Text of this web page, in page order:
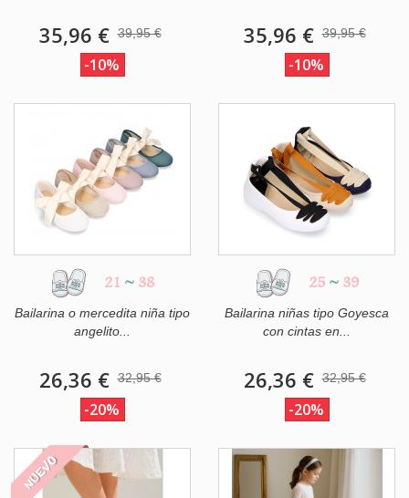
35,96 € 39,95 €
-10%
35,96 € 39,95 €
-10%
21 ~ 38
Bailarina o mercedita niña tipo
angelito...
26,36 € 32,95 €
-20%
25 ~ 39
Bailarina niñas tipo Goyesca
con cintas en...
26,36 € 32,95 €
-20%
NUEVO